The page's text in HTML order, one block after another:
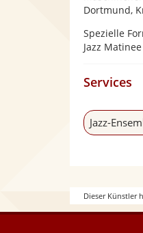
Dortmund,
Spezielle
Jazz
Services
Jazz-
Dieser Künstler